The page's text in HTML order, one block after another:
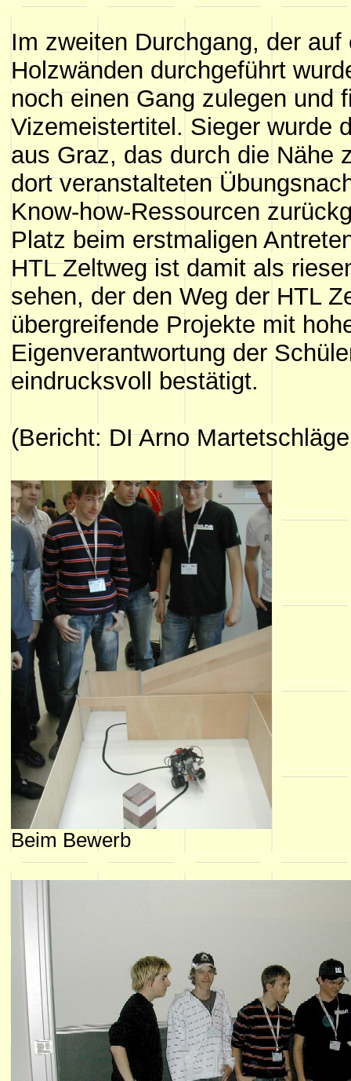
Im zweiten Durchgang, der
Holzwänden durchgeführt
noch einen Gang zulegen und
Vizemeistertitel. Sieger wurde
aus Graz, das durch die Nähe
dort veranstalteten
Know-how-Ressourcen
Platz beim erstmaligen
HTL Zeltweg ist damit als
sehen, der den Weg der HTL
übergreifende Projekte mit
Eigenverantwortung der
eindrucksvoll bestätigt.
(Bericht: DI Arno
Beim Bewerb